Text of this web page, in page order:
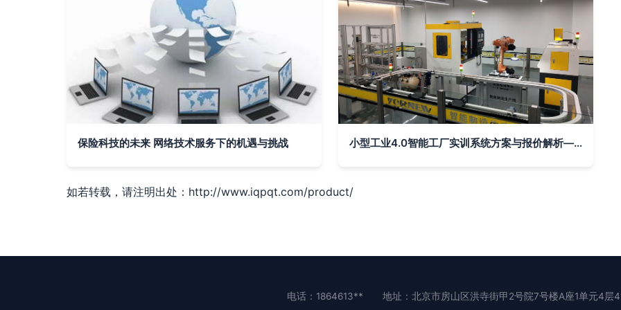
保险科技的未来 网络技术服务下的机遇与挑战 小型工业4.0智能工厂实训系统方案与报价解析——以佛山市顺德区育能网络技术服务为例
如若转载，请注明出处：http://www.iqpqt.com/product/
电话：1864613** 地址：北京市房山区洪寺街甲2号院7号楼A座1单元4层